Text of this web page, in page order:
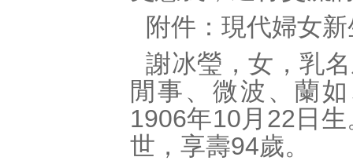
附件：現代婦女
謝冰瑩，女，乳
閒事、微波、蘭
1906年10月22日
世，享壽94歲。